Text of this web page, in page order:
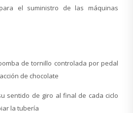
el suministro de las máquinas
de tornillo controlada por pedal
de chocolate
sentido de giro al final de cada ciclo
la tubería